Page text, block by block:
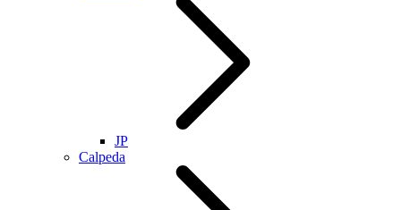
JP
Calpeda